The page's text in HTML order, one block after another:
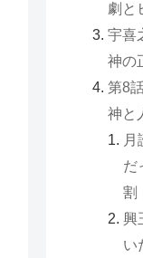
劇と
宇喜
神の
第8
神と
月
だ
割
興
い